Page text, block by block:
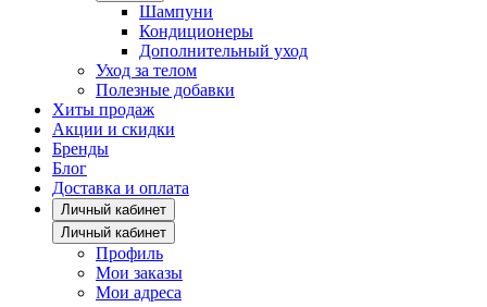
Шампуни
Кондиционеры
Дополнительный уход
Уход за телом
Полезные добавки
Хиты продаж
Акции и скидки
Бренды
Блог
Доставка и оплата
Личный кабинет
Личный кабинет
Профиль
Мои заказы
Мои адреса